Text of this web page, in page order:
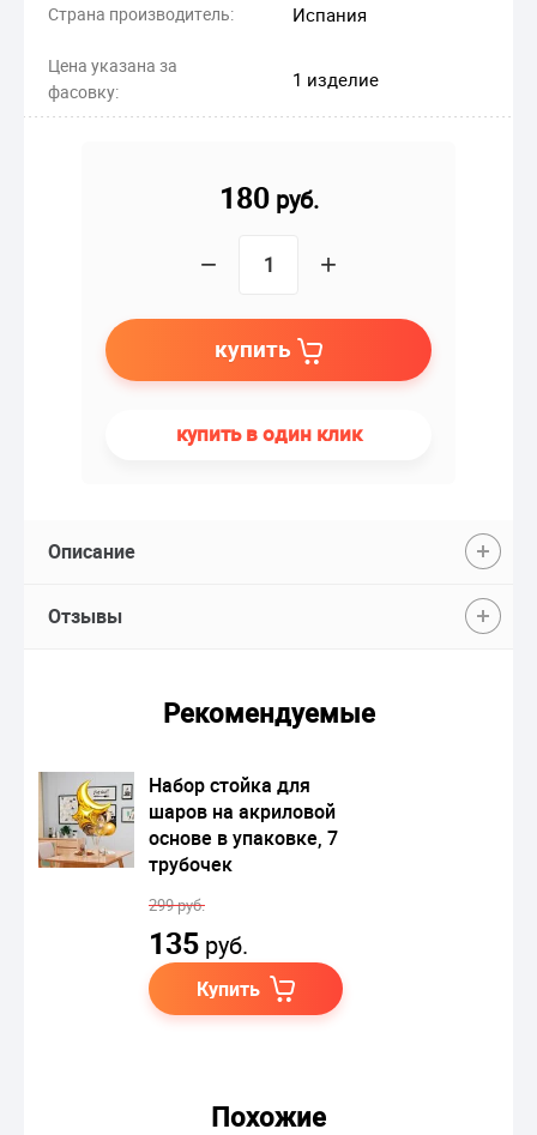
Страна производитель: Испания
Цена указана за
фасовку:
1 изделие
180руб.
− +
купить
купить в один клик
Описание
Отзывы
Рекомендуемые
Набор стойка для
шаров на акриловой
основе в упаковке, 7
трубочек
299 руб.
135 руб.
Купить
Похожие